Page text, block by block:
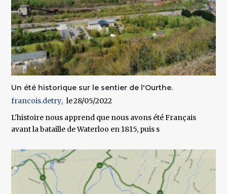
Un été historique sur le sentier de l'Ourthe.
francois.detry
28/05/2022
L'histoire nous apprend que nous avons été Français
avant la bataille de Waterloo en 1815, puis s